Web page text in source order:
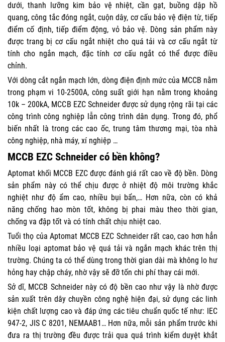
dưới, thanh lưỡng kim bảo vệ nhiệt, cần gạt, buồng dập hồ
quang, công tắc đóng ngắt, cuộn dây, cơ cấu bảo vệ điện từ, tiếp
điểm cố định, tiếp điểm động, vỏ bảo vệ. Dòng sản phẩm này
được trang bị cơ cấu ngắt nhiệt cho quá tải và cơ cấu ngắt từ
tính cho ngắn mạch, đặc tính cơ cấu ngắt có thể được điều
chỉnh.
Với dòng cắt ngắn mạch lớn, dòng điện định mức của MCCB nằm
trong phạm vi 10-2500A, công suất giới hạn nằm trong khoảng
10k – 200kA, MCCB EZC Schneider được sử dụng rộng rãi tại các
công trình công nghiệp lẫn công trình dân dụng. Trong đó, phổ
biến nhất là trong các cao ốc, trung tâm thương mại, tòa nhà
công nghiệp, nhà máy, xí nghiệp …
MCCB EZC Schneider có bền không?
Aptomat khối MCCB EZC được đánh giá rất cao về độ bền. Dòng
sản phẩm này có thể chịu được ở nhiệt độ môi trường khắc
nghiệt như độ ẩm cao, nhiều bụi bẩn,… Hơn nữa, còn có khả
năng chống hao mòn tốt, không bị phai màu theo thời gian,
chống va đập tốt và có tính chất chịu nhiệt cao.
Tuổi thọ của Aptomat MCCB EZC Schneider rất cao, cao hơn hẳn
nhiều loại aptomat bảo vệ quá tải và ngắn mạch khác trên thị
trường. Chúng ta có thể dùng trong thời gian dài mà không lo hư
hỏng hay chập cháy, nhờ vậy sẽ đỡ tốn chi phí thay cái mới.
Sở dĩ, MCCB Schneider này có độ bền cao như vậy là nhờ được
sản xuất trên dây chuyền công nghệ hiện đại, sử dụng các linh
kiện chất lượng cao và đáp ứng các tiêu chuẩn quốc tế như: IEC
947-2, JIS C 8201, NEMAAB1… Hơn nữa, mỗi sản phẩm trước khi
đưa ra thị trường đều được trải qua quá trình kiểm duyệt khắt